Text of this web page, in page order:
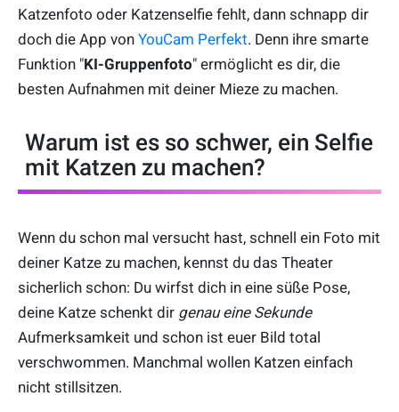
Katzenfoto oder Katzenselfie fehlt, dann schnapp dir
doch die App von YouCam Perfekt. Denn ihre smarte
Funktion "KI-Gruppenfoto" ermöglicht es dir, die
besten Aufnahmen mit deiner Mieze zu machen.
Warum ist es so schwer, ein Selfie
mit Katzen zu machen?
Wenn du schon mal versucht hast, schnell ein Foto mit
deiner Katze zu machen, kennst du das Theater
sicherlich schon: Du wirfst dich in eine süße Pose,
deine Katze schenkt dir genau eine Sekunde
Aufmerksamkeit und schon ist euer Bild total
verschwommen. Manchmal wollen Katzen einfach
nicht stillsitzen.